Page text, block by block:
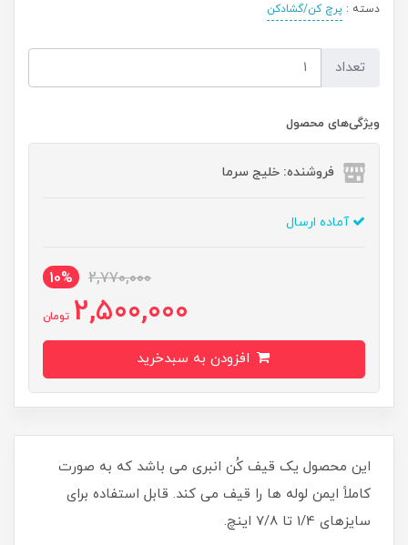
دسته : پرچ کن/گشادکن
تعداد
ویژگی‌های محصول
فروشنده: خلیج سرما
آماده ارسال
2,770,000
10%
2,500,000 تومان
این محصول یک قیف کُن انبری می باشد که به صورت
کاملاً ایمن لوله ها را قیف می کند. قابل استفاده برای
سایزهای 1/4 تا 7/8 اینچ.